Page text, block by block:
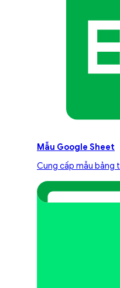
Mẫu Google Sheet
Cung cấp mẫu bảng